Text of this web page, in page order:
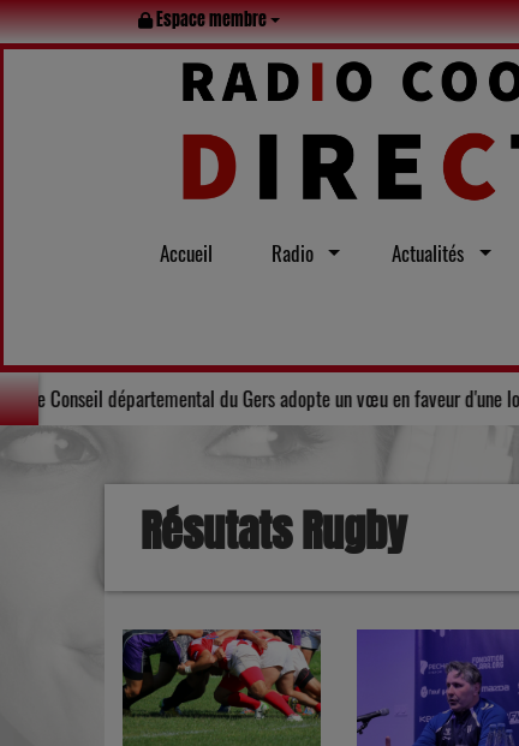
Espace membre
Accueil Radio Actualités
tout l’été Solidarité : Le Conseil départemental du Gers
Résutats Rugby